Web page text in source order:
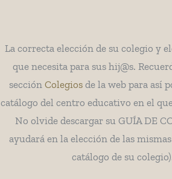
La correcta elección de su colegio y
que necesita para sus hij@s.
sección Colegiosde la web para así
catálogo del centro educativo en el
No olvide descargar su GUÍA DE
ayudará en la elección de las
catálogo de su